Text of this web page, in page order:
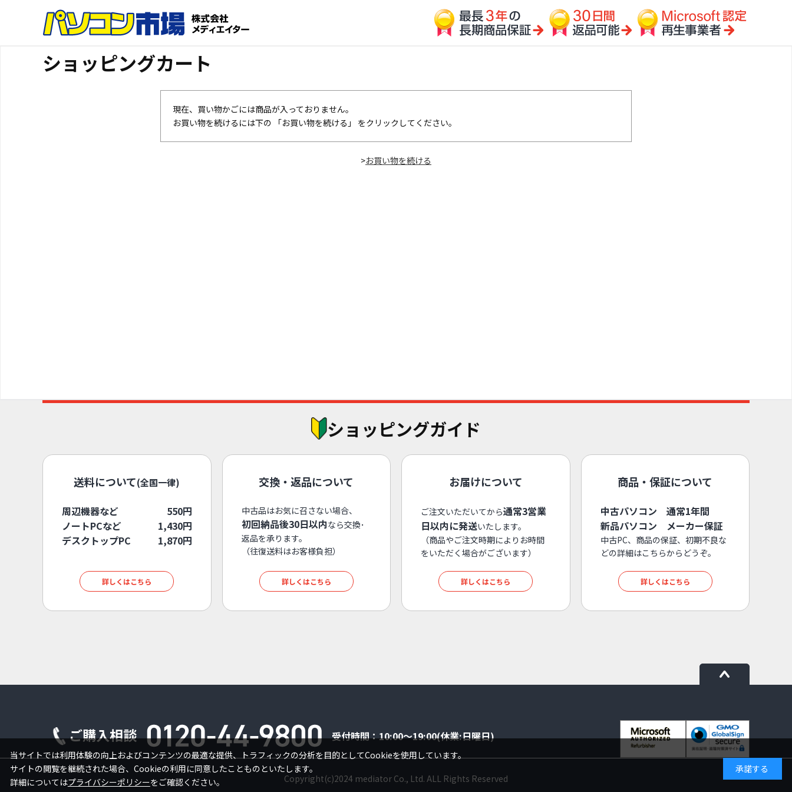
ショッピングカート
現在、買い物かごには商品が入っておりません。
お買い物を続けるには下の 「お買い物を続ける」 をクリックしてください。
>
ショッピングガイド
送料について(全国一律)
周辺機器など
550円
ノートPCなど
1,430円
デスクトップPC
1,870円
詳しくはこちら
交換・返品について
中古品はお気に召さない場合、
初回納品後30日以内なら交換･
返品を承ります。
（往復送料はお客様負担）
詳しくはこちら
お届けについて
ご注文いただいてから通常3営業
日以内に発送いたします。
（商品やご注文時期によりお時間
をいただく場合がございます）
詳しくはこちら
商品・保証について
中古パソコン 通常1年間
新品パソコン メーカー保証
中古PC、商品の保証、初期不良な
どの詳細はこちらからどうぞ。
詳しくはこちら
ご購入相談 受付時間：10:00～19:00(休業:日曜日)
Copyright(c)2024 mediator Co., Ltd. ALL Rights Reserved
当サイトでは利用体験の向上およびコンテンツの最適な提供、トラフィックの分析を目的としてCookieを使用しています。
サイトの閲覧を継続された場合、Cookieの利用に同意したことものといたします。
詳細についてはプライバシーポリシーをご確認ください。
承諾する